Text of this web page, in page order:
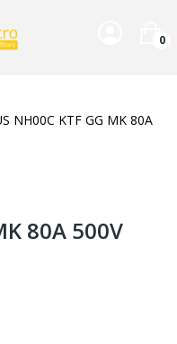
0
NH00C KTF GG MK 80A
80A 500V